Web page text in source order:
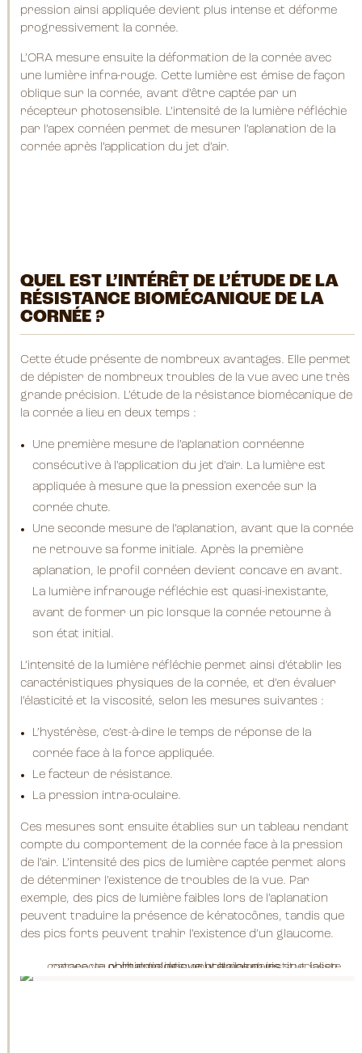
pression ainsi appliquée devient plus intense et déforme
progressivement la cornée.
L’ORA mesure ensuite la déformation de la cornée avec
une lumière infra-rouge. Cette lumière est émise de façon
oblique sur la cornée, avant d’être captée par un
récepteur photosensible. L’intensité de la lumière réfléchie
par l’apex cornéen permet de mesurer l’aplanation de la
cornée après l’application du jet d’air.
QUEL EST L’INTÉRÊT DE L’ÉTUDE DE LA
RÉSISTANCE BIOMÉCANIQUE DE LA
CORNÉE ?
Cette étude présente de nombreux avantages. Elle permet
de dépister de nombreux troubles de la vue avec une très
grande précision. L’étude de la résistance biomécanique de
la cornée a lieu en deux temps :
Une première mesure de l’aplanation cornéenne
consécutive à l’application du jet d’air. La lumière est
appliquée à mesure que la pression exercée sur la
cornée chute.
Une seconde mesure de l’aplanation, avant que la cornée
ne retrouve sa forme initiale. Après la première
aplanation, le profil cornéen devient concave en avant.
La lumière infrarouge réfléchie est quasi-inexistante,
avant de former un pic lorsque la cornée retourne à
son état initial.
L’intensité de la lumière réfléchie permet ainsi d’établir les
caractéristiques physiques de la cornée, et d’en évaluer
l’élasticité et la viscosité, selon les mesures suivantes :
L’hystérèse, c’est-à-dire le temps de réponse de la
cornée face à la force appliquée.
Le facteur de résistance.
La pression intra-oculaire.
Ces mesures sont ensuite établies sur un tableau rendant
compte du comportement de la cornée face à la pression
de l’air. L’intensité des pics de lumière captée permet alors
de déterminer l’existence de troubles de la vue. Par
exemple, des pics de lumière faibles lors de l’aplanation
peuvent traduire la présence de kératocônes, tandis que
des pics forts peuvent trahir l’existence d’un glaucome.